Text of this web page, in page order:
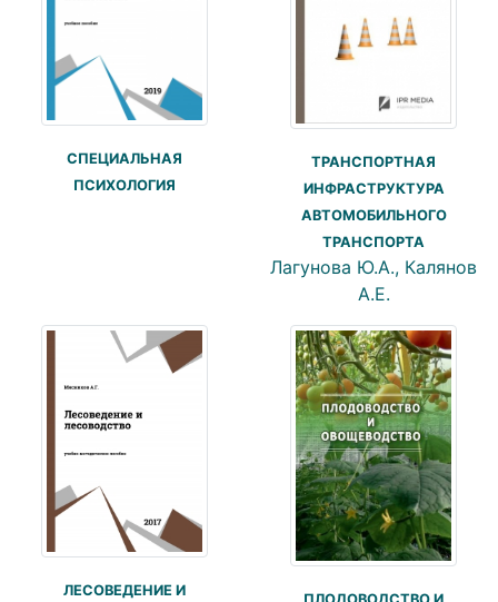
СПЕЦИАЛЬНАЯ
ПСИХОЛОГИЯ
ТРАНСПОРТНАЯ
ИНФРАСТРУКТУРА
АВТОМОБИЛЬНОГО
ТРАНСПОРТА
Лагунова Ю.А., Калянов
А.Е.
ЛЕСОВЕДЕНИЕ И